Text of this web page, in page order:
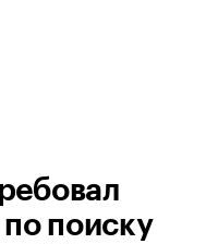
поиску